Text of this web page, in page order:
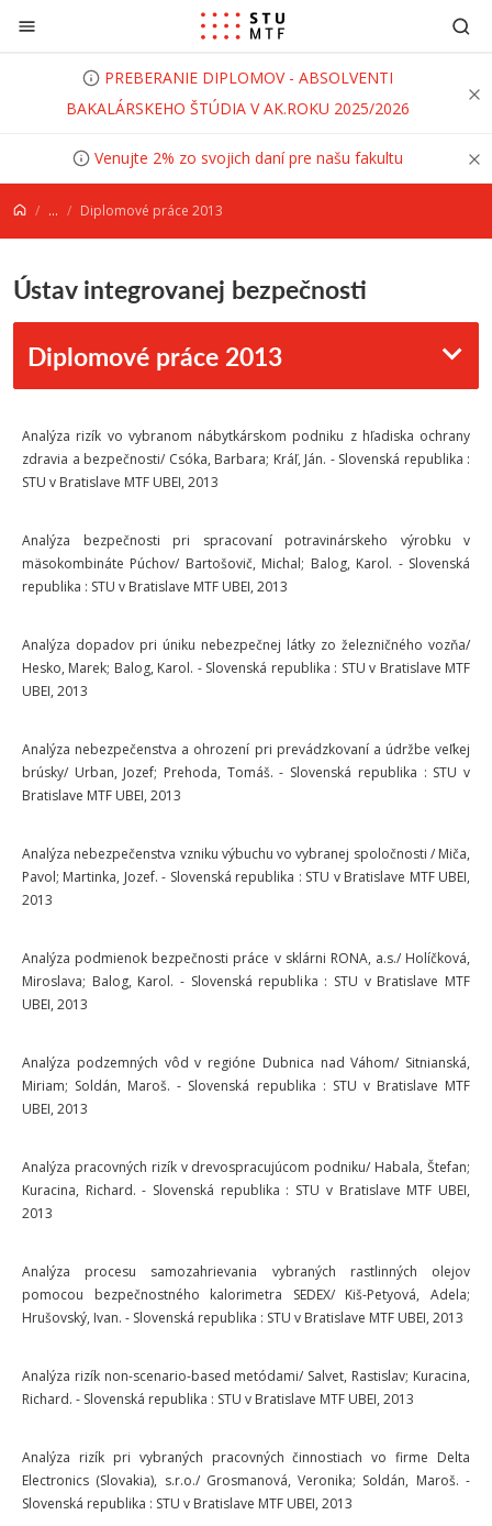
Prejsť na obsah
PREBERANIE DIPLOMOV - ABSOLVENTI
BAKALÁRSKEHO ŠTÚDIA V AK.ROKU 2025/2026
Venujte 2% zo svojich daní pre našu fakultu
... Diplomové práce 2013
Ústav integrovanej bezpečnosti
Diplomové práce 2013
Analýza rizík vo vybranom nábytkárskom podniku z hľadiska ochrany
zdravia a bezpečnosti/ Csóka, Barbara; Kráľ, Ján. - Slovenská republika :
STU v Bratislave MTF UBEI, 2013
Analýza bezpečnosti pri spracovaní potravinárskeho výrobku v
mäsokombináte Púchov/ Bartošovič, Michal; Balog, Karol. - Slovenská
republika : STU v Bratislave MTF UBEI, 2013
Analýza dopadov pri úniku nebezpečnej látky zo železničného vozňa/
Hesko, Marek; Balog, Karol. - Slovenská republika : STU v Bratislave MTF
UBEI, 2013
Analýza nebezpečenstva a ohrození pri prevádzkovaní a údržbe veľkej
brúsky/ Urban, Jozef; Prehoda, Tomáš. - Slovenská republika : STU v
Bratislave MTF UBEI, 2013
Analýza nebezpečenstva vzniku výbuchu vo vybranej spoločnosti / Miča,
Pavol; Martinka, Jozef. - Slovenská republika : STU v Bratislave MTF UBEI,
2013
Analýza podmienok bezpečnosti práce v sklárni RONA, a.s./ Holíčková,
Miroslava; Balog, Karol. - Slovenská republika : STU v Bratislave MTF
UBEI, 2013
Analýza podzemných vôd v regióne Dubnica nad Váhom/ Sitnianská,
Miriam; Soldán, Maroš. - Slovenská republika : STU v Bratislave MTF
UBEI, 2013
Analýza pracovných rizík v drevospracujúcom podniku/ Habala, Štefan;
Kuracina, Richard. - Slovenská republika : STU v Bratislave MTF UBEI,
2013
Analýza procesu samozahrievania vybraných rastlinných olejov
pomocou bezpečnostného kalorimetra SEDEX/ Kiš-Petyová, Adela;
Hrušovský, Ivan. - Slovenská republika : STU v Bratislave MTF UBEI, 2013
Analýza rizík non-scenario-based metódami/ Salvet, Rastislav; Kuracina,
Richard. - Slovenská republika : STU v Bratislave MTF UBEI, 2013
Analýza rizík pri vybraných pracovných činnostiach vo firme Delta
Electronics (Slovakia), s.r.o./ Grosmanová, Veronika; Soldán, Maroš. -
Slovenská republika : STU v Bratislave MTF UBEI, 2013